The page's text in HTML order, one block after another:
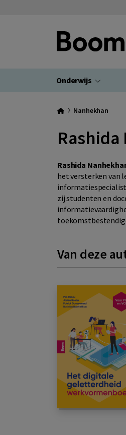
Onderwijs
Nanhekhan
Rashida
het versterken van
zij studenten en
Van deze